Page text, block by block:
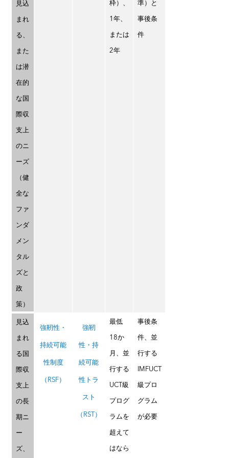
見込
まれ
る、
また
は潜
在的
な国
際収
支上
のニ
ーズ
（健
全な
ファ
ンダ
メン
タル
ズと
政
策）
枠）、
1年、
または
2年
準）と
事後条
件
見込
まれ
る国
際収
支上
の長
期ニ
ー
ズ、
強靭性・
持続可能
性制度
（RSF）
強靭
性・持
続可能
性トラ
スト
（RST）
最低
18か
月、並
行する
UCT級
プログ
ラムを
超えて
はなら
事後条
件、並
行する
IMFUCT
級プロ
グラム
が必要